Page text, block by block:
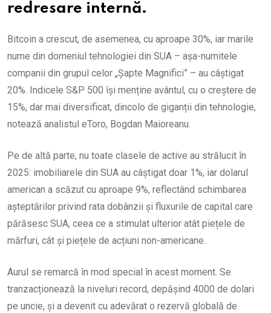
redresare internă.
Bitcoin a crescut, de asemenea, cu aproape 30%, iar marile
nume din domeniul tehnologiei din SUA – așa-numitele
companii din grupul celor „Șapte Magnifici” – au câștigat
20%. Indicele S&P 500 își menține avântul, cu o creștere de
15%, dar mai diversificat, dincolo de giganții din tehnologie,
notează analistul eToro, Bogdan Maioreanu.
Pe de altă parte, nu toate clasele de active au strălucit în
2025: imobiliarele din SUA au câștigat doar 1%, iar dolarul
american a scăzut cu aproape 9%, reflectând schimbarea
așteptărilor privind rata dobânzii și fluxurile de capital care
părăsesc SUA, ceea ce a stimulat ulterior atât piețele de
mărfuri, cât și piețele de acțiuni non-americane.
Aurul se remarcă în mod special în acest moment. Se
tranzacționează la niveluri record, depășind 4000 de dolari
pe uncie, și a devenit cu adevărat o rezervă globală de